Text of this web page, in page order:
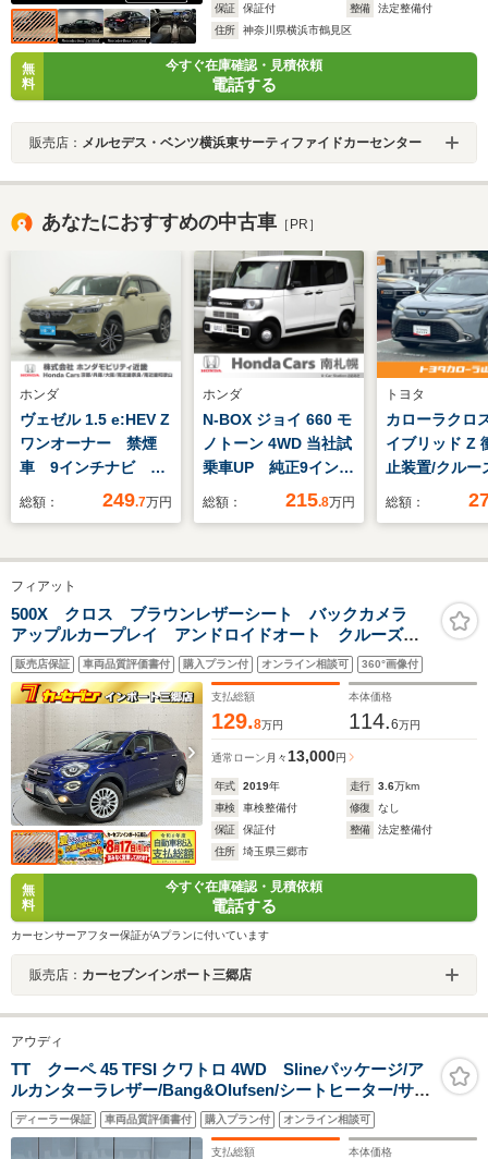
保証
保証付 整備
法定整備付
住所
神奈川県横浜市鶴見区
無
料
今すぐ在庫確認・見積依頼
電話する
販売店： メルセデス・ベンツ横浜東サーティファイドカーセンター
あなたにおすすめの中古車 ［PR］
ホンダ
ヴェゼル 1.5 e:HEV Z
ワンオーナー 禁煙
車 9インチナビ バ
ックカメラ 前後ドラ
トロール シートヒー
ター 純正アルミホイ
ール ブラインドスポ
ット ワイヤレス充電
総額： 249.7万円
ホンダ
N-BOX ジョイ 660 モ
ノトーン 4WD 当社試
乗車UP 純正9インチ
ナビ バックカメラ
側PSD フルセグ
HDMI LEDライト
フォグライト サイド
エアバッグ パーキン
グセンサー 横滑り防
止機能
総額： 215.8万円
トヨタ
カローラクロ
イブリッド Z
止装置/クルー
トロール/バッ
総額：
フィアット
500X クロス ブラウンレザーシート バックカメラ
アップルカープレイ アンドロイドオート クルーズコ
ントロール シートヒーター プッシュスタート ETC
販売店保証 車両品質評価書付 購入プラン付 オンライン相談可 360°画像付
支払総額
129.8万円
本体価格
114.6万円
通常ローン 月々 13,000円
年式 2019年 走行 3.6万km
車検
車検整備付 修復
なし
保証
保証付 整備
法定整備付
住所
埼玉県三郷市
無
料
今すぐ在庫確認・見積依頼
電話する
カーセンサーアフター保証がAプランに付いています
販売店： カーセブンインポート三郷店
アウディ
TT クーペ 45 TFSI クワトロ 4WD Slineパッケージ/ア
ルカンターラレザー/Bang&Olufsen/シートヒーター/サイ
ドアシスト/マトリクスLEDヘッドライト/リヤカメラ/パド
ルシフト/クルーズコントロール/
ディーラー保証 車両品質評価書付 購入プラン付 オンライン相談可
支払総額 本体価格